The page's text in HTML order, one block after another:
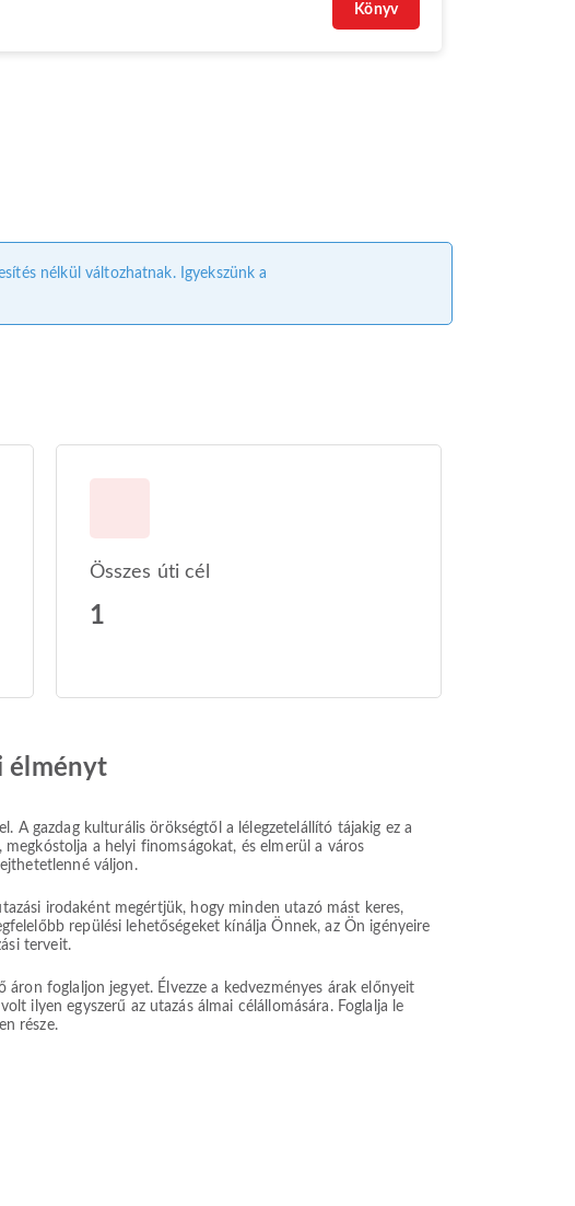
Könyv
nélkül változhatnak. Igyekszünk a
Összes úti cél
1
élményt
A gazdag kulturális örökségtől a lélegzetelállító tájakig ez a
a helyi finomságokat, és elmerül a város
váljon.
irodaként megértjük, hogy minden utazó mást keres,
repülési lehetőségeket kínálja Önnek, az Ön igényeire
terveit.
foglaljon jegyet. Élvezze a kedvezményes árak előnyeit
ilyen egyszerű az utazás álmai célállomására. Foglalja le
része.